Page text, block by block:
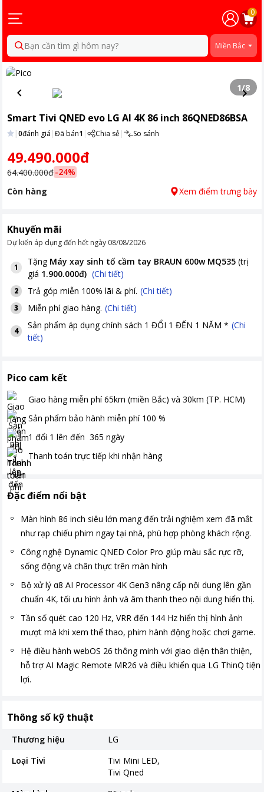
0
Bạn cần tìm gì hôm nay? Miền Bắc
1/8
Smart Tivi QNED evo LG AI 4K 86 inch 86QNED86BSA
|0đánh giá |Đã bán1 | Chia sẻ| So sánh
49.490.000đ
64.400.000đ-24%
Còn hàng
Xem điểm trưng bày
Khuyến mãi
Dự kiến áp dụng đến hết ngày 08/08/2026
1
Tặng Máy xay sinh tố cầm tay BRAUN 600w MQ535(trị
giá 1.900.000đ) (Chi tiết)
2 Trả góp miễn 100% lãi & phí. (Chi tiết)
3 Miễn phí giao hàng. (Chi tiết)
4
Sản phẩm áp dụng chính sách 1 ĐỔI 1 ĐẾN 1 NĂM * (Chi
tiết)
Pico cam kết
Giao hàng miễn phí 65km (miền Bắc) và 30km (TP. HCM)
Sản phẩm bảo hành miễn phí 100 %
1 đổi 1 lên đến 365 ngày
Thanh toán trực tiếp khi nhận hàng
Đặc điểm nổi bật
Màn hình 86 inch siêu lớn mang đến trải nghiệm xem đã mắt
như rạp chiếu phim ngay tại nhà, phù hợp phòng khách rộng.
Công nghệ Dynamic QNED Color Pro giúp màu sắc rực rỡ,
sống động và chân thực trên màn hình
Bộ xử lý α8 AI Processor 4K Gen3 nâng cấp nội dung lên gần
chuẩn 4K, tối ưu hình ảnh và âm thanh theo nội dung hiển thị.
Tần số quét cao 120 Hz, VRR đến 144 Hz hiển thị hình ảnh
mượt mà khi xem thể thao, phim hành động hoặc chơi game.
Hệ điều hành webOS 26 thông minh với giao diện thân thiện,
hỗ trợ AI Magic Remote MR26 và điều khiển qua LG ThinQ tiện
lợi.
Thông số kỹ thuật
Thương hiệu
LG
Loại Tivi
Tivi Mini LED
Tivi Qned